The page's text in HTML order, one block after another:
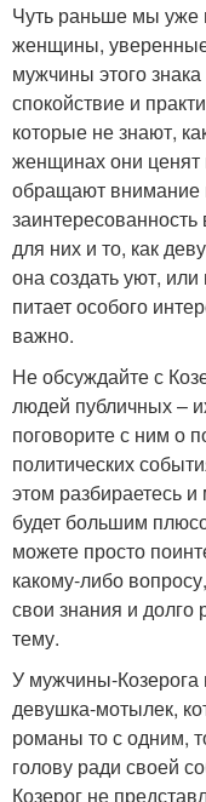
Чуть раньше мы уже
женщины,
мужчины этого
спокойствие и
которые не знают,
женщинах они ценят
обращают внимание
для них и то, как
она создать уют,
питает особого
важно.
Не обсуждайте с
людей публичных –
поговорите с ним о
политических
этом разбираетесь
будет большим
можете просто
какому-либо
свои знания и
тему.
У мужчины-Козерога
девушка-мотылек,
романы то с одним,
голову ради своей
Козерог не